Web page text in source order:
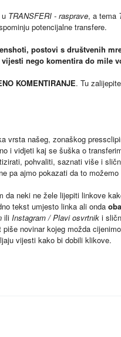
TRANSFERI - rasprave, a tema
potencijalne transfere.
postovi s društvenih
nego komentira do mile
KOMENTIRANJE. Tu
vrsta našeg, zonaškog
i vidjeti kaj se šuška o
pohvaliti, saznati više i
pa ajmo pokazati da to možemo
da neki ne žele lijepiti linkove
tekst umjesto linka ali onda
ili Instagram / Plavi osvrtnik i
novinar kojeg možda
vijesti kako bi dobili klikove.